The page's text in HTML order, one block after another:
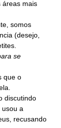
áreas mais
somos
(desejo,
se
que o
discutindo
usou a
recusando